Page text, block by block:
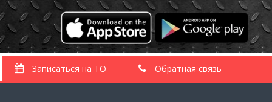
Записаться на ТО Обратная связь